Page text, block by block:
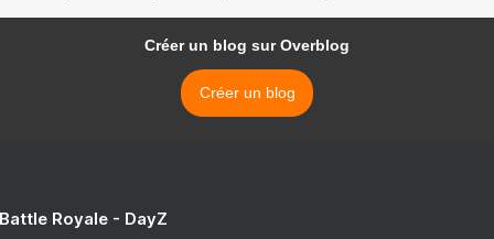
Créer un blog sur Overblog
Créer un blog
Royale - DayZ